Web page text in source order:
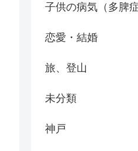
子供の病気（多脾症
恋愛・結婚
旅、登山
未分類
神戸